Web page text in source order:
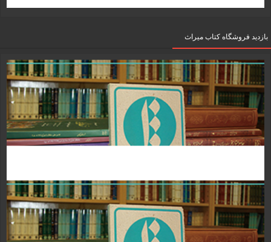
بازدید فروشگاه کتاب میراث